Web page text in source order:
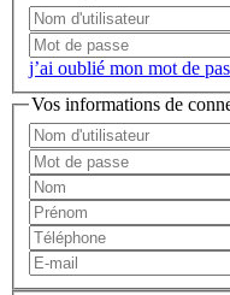
j’ai oublié mon mot de
Vos informations de